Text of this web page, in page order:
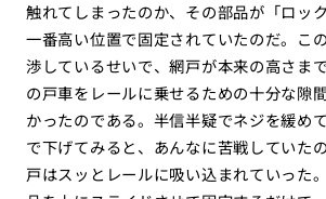
触れてしまったのか、その部品が「ロッ
一番高い位置で固定されていたのだ。こ
渉しているせいで、網戸が本来の高さま
の戸車をレールに乗せるための十分な隙
かったのである。半信半疑でネジを緩め
で下げてみると、あんなに苦戦していた
戸はスッとレールに吸い込まれていった